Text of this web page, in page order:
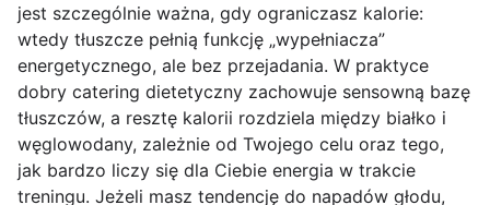
jest szczególnie ważna, gdy ograniczasz kalorie:
wtedy tłuszcze pełnią funkcję „wypełniacza”
energetycznego, ale bez przejadania. W praktyce
dobry catering dietetyczny zachowuje sensowną bazę
tłuszczów, a resztę kalorii rozdziela między białko i
węglowodany, zależnie od Twojego celu oraz tego,
jak bardzo liczy się dla Ciebie energia w trakcie
treningu. Jeżeli masz tendencję do napadów głodu,